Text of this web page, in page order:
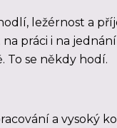
ležérnost a
práci i na
se někdy hodí.
a vysoký